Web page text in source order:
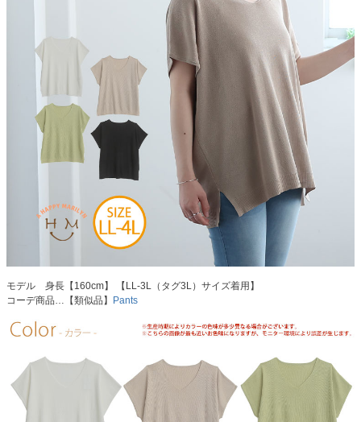
モデル 身長【160cm】 【LL-3L（タグ3L）サイズ着用】
コーデ商品…【類似品】
Pants